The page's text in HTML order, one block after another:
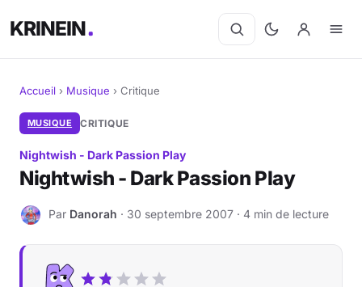
KRINEIN
Cinéma
Séries
Livres
Accueil › Musique › Critique
MUSIQUE CRITIQUE
Nightwish - Dark Passion Play
Nightwish - Dark Passion Play
D Par Danorah · 30 septembre 2007 · 4 min de lecture